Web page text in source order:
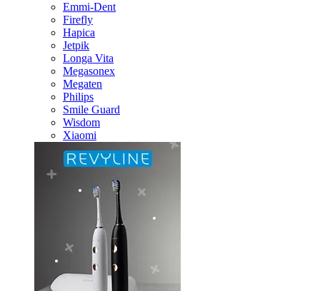
Emmi-Dent
Firefly
Hapica
Jetpik
Longa Vita
Megasonex
Megaten
Philips
Smile Guard
Wisdom
Xiaomi